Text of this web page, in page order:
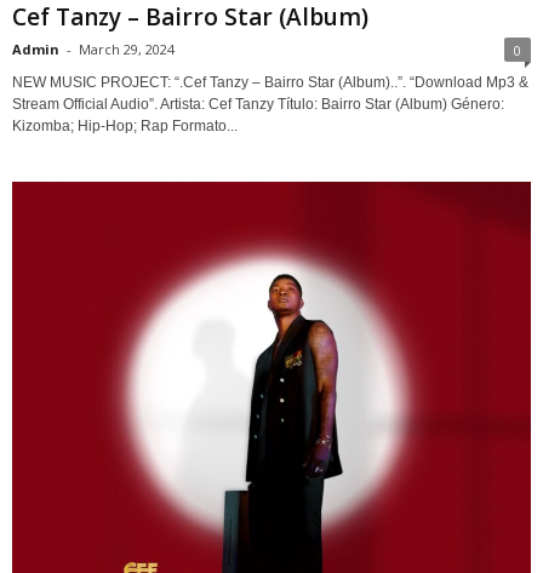
Cef Tanzy – Bairro Star (Album)
Admin - March 29, 2024 0
NEW MUSIC PROJECT: “.Cef Tanzy – Bairro Star (Album)..”. “Download Mp3 &
Stream Official Audio”. Artista: Cef Tanzy Título: Bairro Star (Album) Género:
Kizomba; Hip-Hop; Rap Formato...